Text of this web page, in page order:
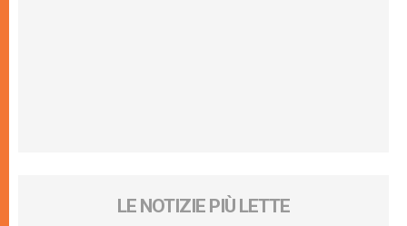
LE NOTIZIE PIÙ LETTE